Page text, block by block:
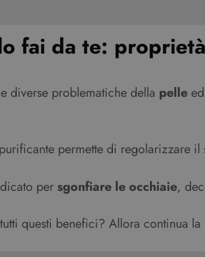
fai da te: proprietà
diverse problematiche della pelle
permette di regolarizzare il
persgonfiare le occhiaie,
questi benefici? Allora continua